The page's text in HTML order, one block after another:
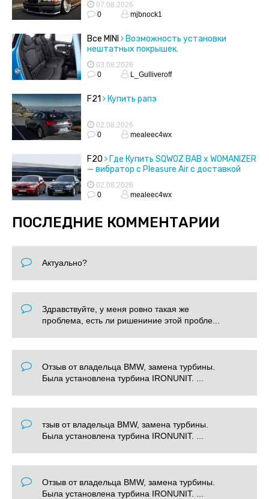
07.08.2026
0
mjbnock1
Все MINI
Возможность установки
нештатных покрышек.
03.08.2026
0
L_Gulliveroff
F21 Купить рапэ
02.08.2026
0
mealeec4wx
F20
Где Купить SQWOZ BAB x WOMANIZER
— вибратор с Pleasure Air с доставкой
02.08.2026
0
mealeec4wx
ПОСЛЕДНИЕ КОММЕНТАРИИ
Актуально?
Здравствуйте, у меня ровно такая же
проблема, есть ли ришениние этой пробле...
Отзыв от владельца BMW, замена турбины.
Была установлена турбина IRONUNIT. ...
тзыв от владельца BMW, замена турбины.
Была установлена турбина IRONUNIT. ...
Отзыв от владельца BMW, замена турбины.
Была установлена турбина IRONUNIT. ...